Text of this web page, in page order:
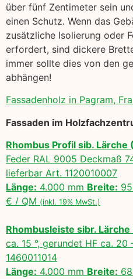
über fünf Zentimeter sein
einen Schutz. Wenn das
zusätzliche Isolierung oder
erfordert, sind dickere
immer sollte dies von den
abhängen!
Fassadenholz in Pagram,
Fassaden im
Rhombus Profil sib. Lärche
Feder RAL 9005 Deckmaß
lieferbar Art. 1120010007
Länge: 4.000 mm Breite:
€ / QM (inkl. 19% MwSt.)
Rhombusleiste sibr. Lärche
ca. 15 °, gerundet HF ca.
1460011014
Länge: 4.000 mm Breite: